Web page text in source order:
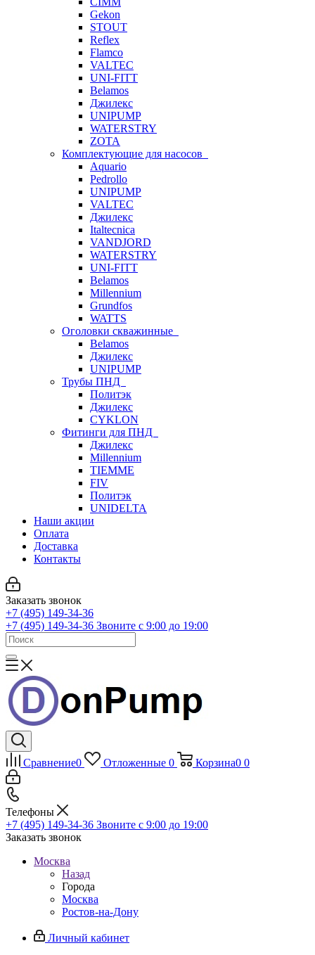
Gekon
STOUT
Reflex
Flamco
VALTEC
UNI-FITT
Belamos
Джилекс
UNIPUMP
WATERSTRY
ZOTA
Комплектующие для насосов
Aquario
Pedrollo
UNIPUMP
VALTEC
Джилекс
Italtecnica
VANDJORD
WATERSTRY
UNI-FITT
Belamos
Millennium
Grundfos
WATTS
Оголовки скважинные
Belamos
Джилекс
UNIPUMP
Трубы ПНД
Политэк
Джилекс
CYKLON
Фитинги для ПНД
Джилекс
Millennium
TIEMME
FIV
Политэк
UNIDELTA
Наши акции
Оплата
Доставка
Контакты
Заказать звонок
+7 (495) 149-34-36
+7 (495) 149-34-36 Звоните с 9:00 до 19:00
Сравнение0 Отложенные 0 Корзина0 0
Телефоны
+7 (495) 149-34-36 Звоните с 9:00 до 19:00
Заказать звонок
Москва
Назад
Города
Москва
Ростов-на-Дону
Личный кабинет